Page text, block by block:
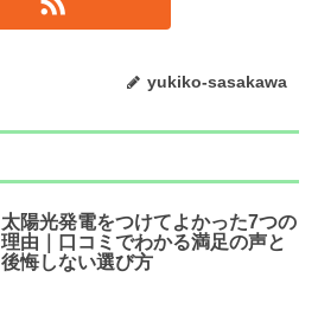
yukiko-sasakawa
太陽光発電をつけてよかった7つの
理由｜口コミでわかる満足の声と
後悔しない選び方